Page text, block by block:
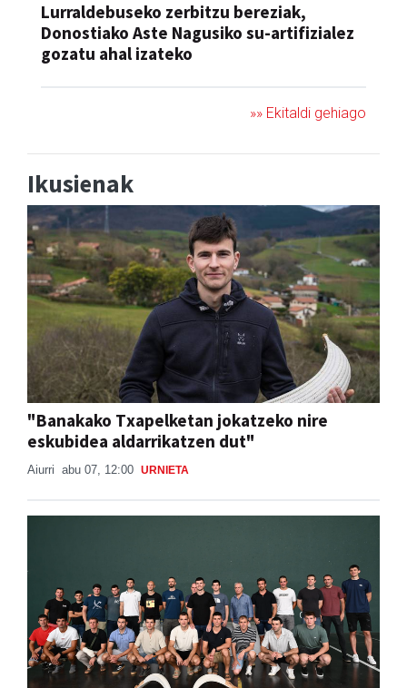
Lurraldebuseko zerbitzu bereziak,
Donostiako Aste Nagusiko su-artifizialez
gozatu ahal izateko
»» Ekitaldi gehiago
Ikusienak
"Banakako Txapelketan jokatzeko nire
eskubidea aldarrikatzen dut"
Aiurri abu 07, 12:00 URNIETA